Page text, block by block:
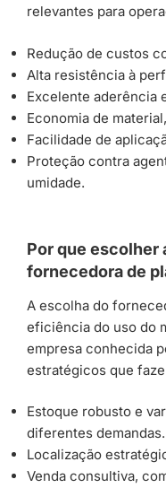
relevantes para
Redução de custos
Alta resistência à
Excelente aderência
Economia de
Facilidade de
Proteção contra
umidade.
Por que escolher
fornecedora de
A escolha do
eficiência do uso do
empresa conhecida
estratégicos que
Estoque robusto e
diferentes demandas.
Localização
Venda consultiva,